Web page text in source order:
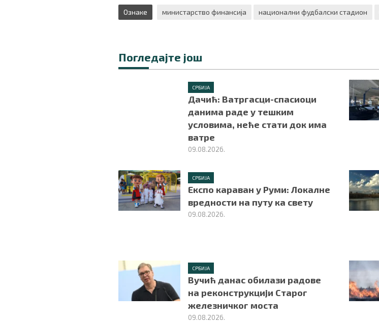
Ознаке министарство финансија национални фудбалски стадион
Погледајте још
СРБИЈА
Дачић: Ватргасци-спасиоци
данима раде у тешким
условима, неће стати док има
ватре
09.08.2026.
СРБИЈА
Експо караван у Руми: Локалне
вредности на путу ка свету
09.08.2026.
СРБИЈА
Вучић данас обилази радове
на реконструкцији Старог
железничког моста
09.08.2026.